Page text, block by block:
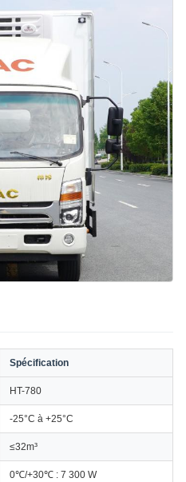
Spécification
HT-780
-25°C à +25°C
≤32m³
0℃/+30℃ : 7 300 W